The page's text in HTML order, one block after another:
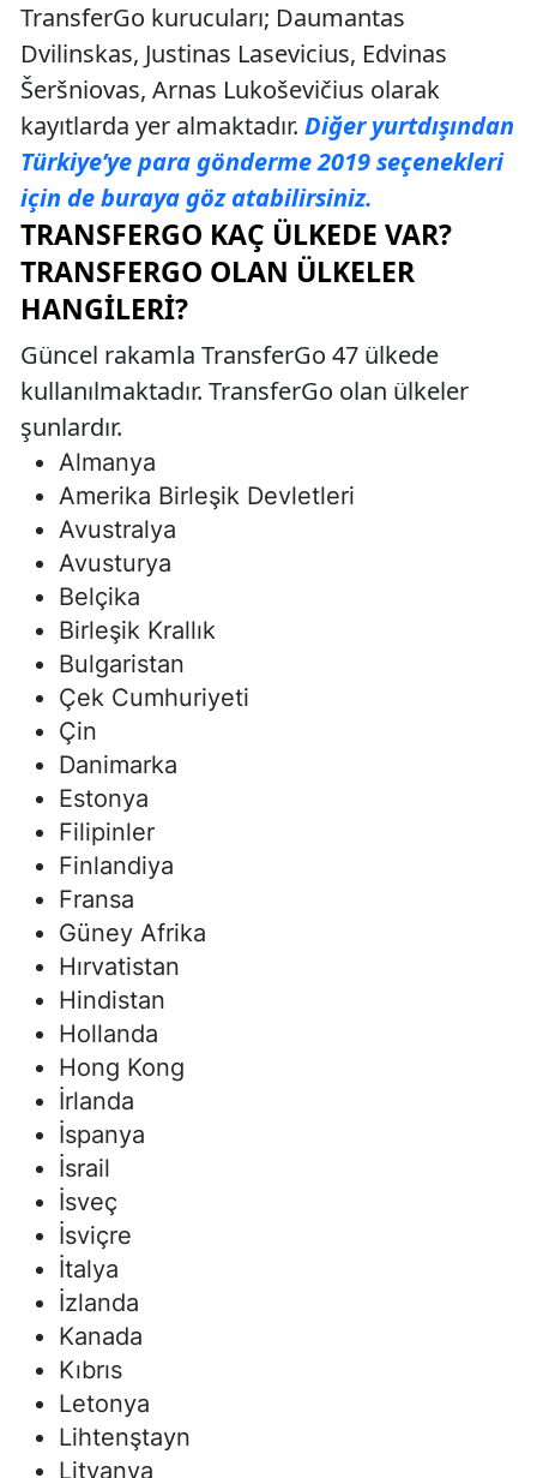
TransferGo kurucuları; Daumantas
Dvilinskas, Justinas Lasevicius, Edvinas
Šeršniovas, Arnas Lukoševičius olarak
kayıtlarda yer almaktadır. Diğer yurtdışından
Türkiye’ye para gönderme 2019 seçenekleri
için de buraya göz atabilirsiniz.
TRANSFERGO KAÇ ÜLKEDE VAR?
TRANSFERGO OLAN ÜLKELER
HANGILERI?
Güncel rakamla TransferGo 47 ülkede
kullanılmaktadır. TransferGo olan ülkeler
şunlardır.
Almanya
Amerika Birleşik Devletleri
Avustralya
Avusturya
Belçika
Birleşik Krallık
Bulgaristan
Çek Cumhuriyeti
Çin
Danimarka
Estonya
Filipinler
Finlandiya
Fransa
Güney Afrika
Hırvatistan
Hindistan
Hollanda
Hong Kong
İrlanda
İspanya
İsrail
İsveç
İsviçre
İtalya
İzlanda
Kanada
Kıbrıs
Letonya
Lihtenştayn
Litvanya